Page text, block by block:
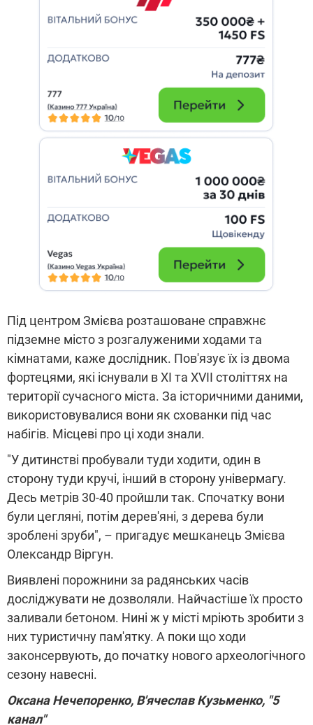
Під центром Змієва розташоване справжнє
підземне місто з розгалуженими ходами та
кімнатами, каже дослідник. Пов'язує їх із двома
фортецями, які існували в ХІ та ХVII століттях на
території сучасного міста. За історичними даними,
використовувалися вони як схованки під час
набігів. Місцеві про ці ходи знали.
"У дитинстві пробували туди ходити, один в
сторону туди кручі, інший в сторону універмагу.
Десь метрів 30-40 пройшли так. Спочатку вони
були цегляні, потім дерев'яні, з дерева були
зроблені зруби", – пригадує мешканець Змієва
Олександр Віргун.
Виявлені порожнини за радянських часів
досліджувати не дозволяли. Найчастіше їх просто
заливали бетоном. Нині ж у місті мріють зробити з
них туристичну пам'ятку. А поки що ходи
законсервують, до початку нового археологічного
сезону навесні.
Оксана Нечепоренко, В'ячеслав Кузьменко, "5
канал"